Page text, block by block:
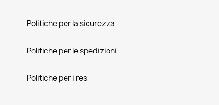
Politiche per la sicurezza
Politiche per le spedizioni
Politiche per i resi